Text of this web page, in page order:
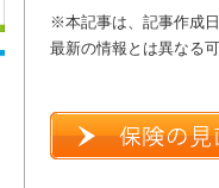
※本記事は、記事作成
最新の情報とは異なる